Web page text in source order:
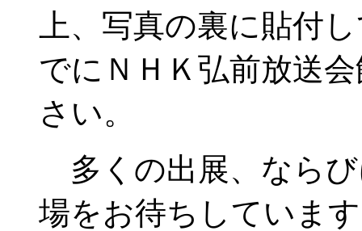
上、写真の裏に貼付
でにＮＨＫ弘前放送
さい。
多くの出展、なら
場をお待ちしていま